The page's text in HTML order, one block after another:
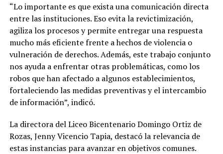
“Lo importante es que exista una comunicación directa
entre las instituciones. Eso evita la revictimización,
agiliza los procesos y permite entregar una respuesta
mucho más eficiente frente a hechos de violencia o
vulneración de derechos. Además, este trabajo conjunto
nos ayuda a enfrentar otras problemáticas, como los
robos que han afectado a algunos establecimientos,
fortaleciendo las medidas preventivas y el intercambio
de información”, indicó.
La directora del Liceo Bicentenario Domingo Ortiz de
Rozas, Jenny Vicencio Tapia, destacó la relevancia de
estas instancias para avanzar en objetivos comunes.